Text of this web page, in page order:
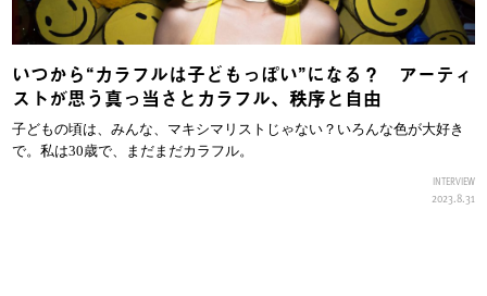
いつから“カラフルは子どもっぽい”になる？ アーティ
ストが思う真っ当さとカラフル、秩序と自由
子どもの頃は、みんな、マキシマリストじゃない？いろんな色が大好き
で。私は30歳で、まだまだカラフル。
INTERVIEW
2023.8.31